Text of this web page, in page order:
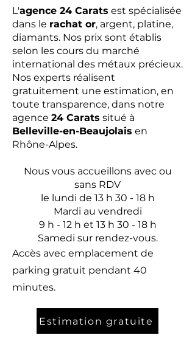
L'agence 24 Carats est spécialisée
dans le rachat or, argent, platine,
diamants. Nos prix sont établis
selon les cours du marché
international des métaux précieux.
Nos experts réalisent
gratuitement une estimation, en
toute transparence, dans notre
agence 24 Carats situé à
Belleville-en-Beaujolais en
Rhône-Alpes.​
Nous vous accueillons avec ou
sans RDV
le lundi de 13 h 30 - 18 h
Mardi au vendredi
9 h - 12 h et 13 h 30 - 18 h
Samedi sur rendez-vous.
Accès avec emplacement de
parking gratuit pendant 40
minutes.
Estimation gratuite